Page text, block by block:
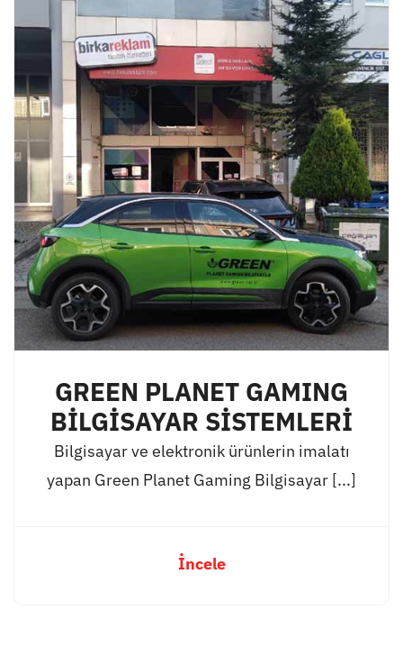
GREEN PLANET GAMING
BİLGİSAYAR SİSTEMLERİ
Bilgisayar ve elektronik ürünlerin imalatı
yapan Green Planet Gaming Bilgisayar [...]
İncele